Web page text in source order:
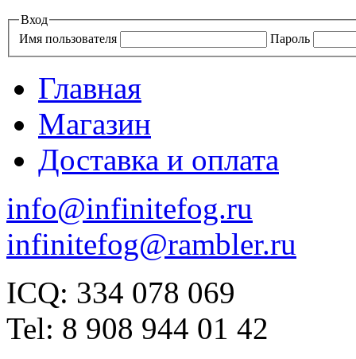
Вход
Имя пользователя
Пароль
Главная
Магазин
Доставка и оплата
info@infinitefog.ru
infinitefog@rambler.ru
ICQ: 334 078 069
Tel: 8 908 944 01 42